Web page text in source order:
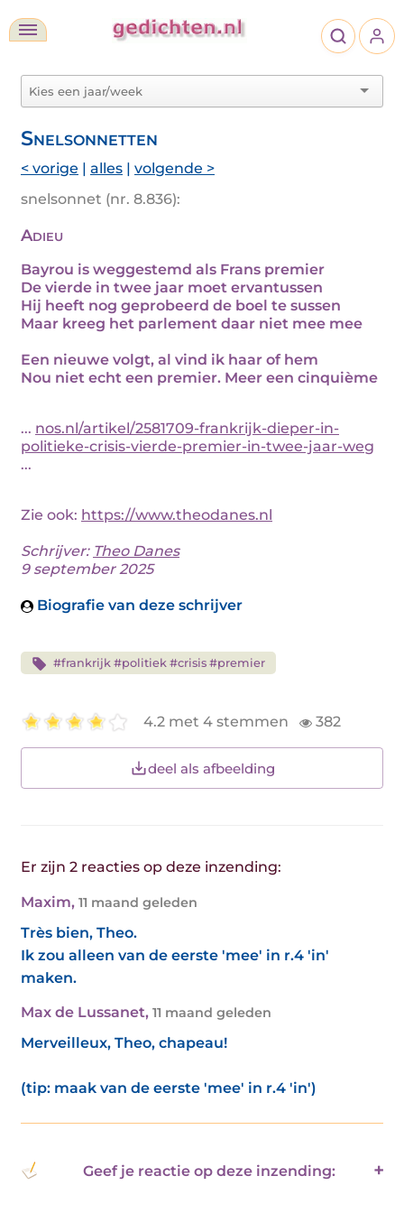
Snelsonnetten
< vorige | alles | volgende >
snelsonnet (nr. 8.836):
Adieu
Bayrou is weggestemd als Frans premier
De vierde in twee jaar moet ervantussen
Hij heeft nog geprobeerd de boel te sussen
Maar kreeg het parlement daar niet mee mee
Een nieuwe volgt, al vind ik haar of hem
Nou niet echt een premier. Meer een cinquième
... nos.nl/artikel/2581709-frankrijk-dieper-in-
politieke-crisis-vierde-premier-in-twee-jaar-weg
...
Zie ook: https://www.theodanes.nl
Schrijver: Theo Danes
9 september 2025
Biografie van deze schrijver
#frankrijk #politiek #crisis #premier
4.2 met 4 stemmen 382
deel als afbeelding
Er zijn 2 reacties op deze inzending:
Maxim, 11 maand geleden
Très bien, Theo.
Ik zou alleen van de eerste 'mee' in r.4 'in'
maken.
Max de Lussanet, 11 maand geleden
Merveilleux, Theo, chapeau!
(tip: maak van de eerste 'mee' in r.4 'in')
Geef je reactie op deze inzending: